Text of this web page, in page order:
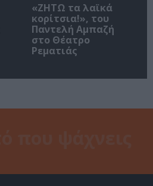
«ΖΗΤΩ τα λαϊκά
κορίτσια!», του
Παντελή Αμπαζή
στο Θέατρο
Ρεματιάς